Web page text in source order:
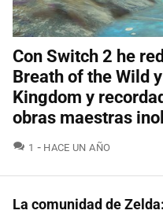
Con Switch 2 he
Breath of the Wild
Kingdom y
obras maestras
1 COMENTARIOS
HACE UN AÑO
La comunidad de Zelda: